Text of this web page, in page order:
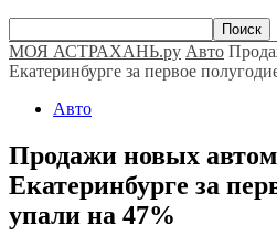
МОЯ АСТРАХАНЬ.ру Авто
Екатеринбурге за первое
Авто
Продажи новых
Екатеринбурге за
упали на 47%